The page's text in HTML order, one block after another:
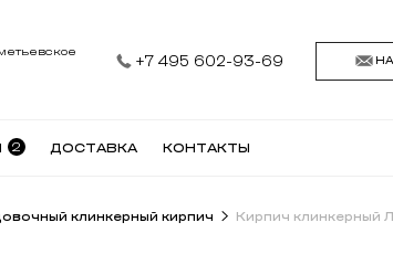
+7 495 602-93-69
2 ДОСТАВКА КОНТАКТЫ
клинкерный кирпич Кирпич